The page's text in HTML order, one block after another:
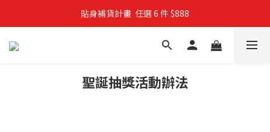
親子穿搭計畫・88 折限定
貼身補貨計畫  任選 6 件 $888
買4件短T送雨傘☂️！【這把傘，大概率不是你在撐☂️】
聖誕抽獎活動辦法